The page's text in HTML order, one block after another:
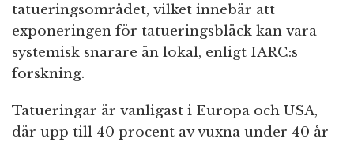
tatueringsområdet, vilket innebär att
exponeringen för tatueringsbläck kan vara
systemisk snarare än lokal, enligt IARC:s
forskning.
Tatueringar är vanligast i Europa och USA,
där upp till 40 procent av vuxna under 40 år